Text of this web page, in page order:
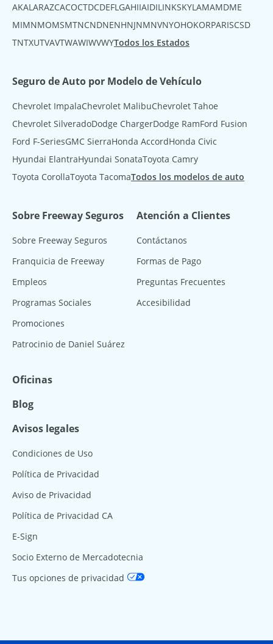
AKALARAZCACOCTDCDEFLGAHIIAIDILINKSKYLAMAMDME
MIMNMOMSMTNCNDNENHNJNMNVNYOHOKORPARISCSD
TNTXUTVAVTWAWIWVWYTodos los Estados
Seguro de Auto por Modelo de Vehículo
Chevrolet ImpalaChevrolet MalibuChevrolet Tahoe
Chevrolet SilveradoDodge ChargerDodge RamFord Fusion
Ford F-SeriesGMC SierraHonda AccordHonda Civic
Hyundai ElantraHyundai SonataToyota Camry
Toyota CorollaToyota TacomaTodos los modelos de auto
Sobre Freeway Seguros
Sobre Freeway Seguros
Franquicia de Freeway
Empleos
Programas Sociales
Promociones
Patrocinio de Daniel Suárez
Atención a Clientes
Contáctanos
Formas de Pago
Preguntas Frecuentes
Accesibilidad
Oficinas
Blog
Avisos legales
Condiciones de Uso
Política de Privacidad
Aviso de Privacidad
Política de Privacidad CA
E-Sign
Socio Externo de Mercadotecnia
Tus opciones de privacidad